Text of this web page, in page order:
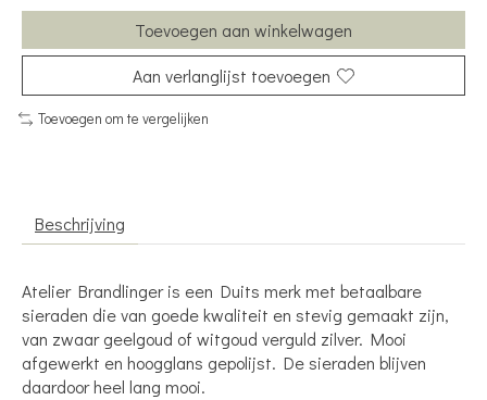
Toevoegen aan winkelwagen
Aan verlanglijst toevoegen
Toevoegen om te vergelijken
Beschrijving
Atelier Brandlinger is een Duits merk met betaalbare
sieraden die van goede kwaliteit en stevig gemaakt zijn,
van zwaar geelgoud of witgoud verguld zilver. Mooi
afgewerkt en hoogglans gepolijst. De sieraden blijven
daardoor heel lang mooi.